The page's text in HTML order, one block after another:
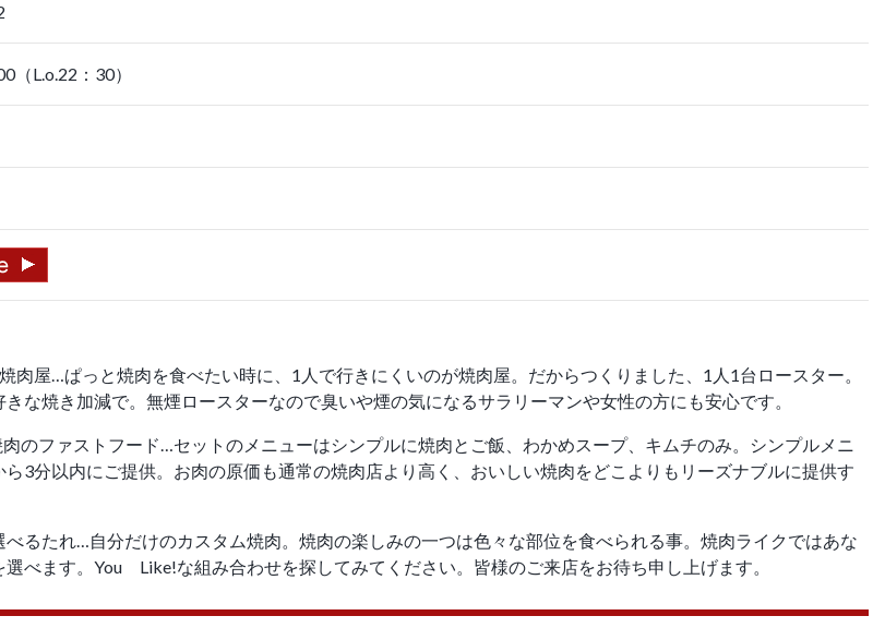
（L.o.22：30）
肉屋…ぱっと焼肉を食べたい時に、1人で行きにくいのが焼肉屋。だからつくりました、1人1台ロースター。
な焼き加減で。無煙ロースターなので臭いや煙の気になるサラリーマンや女性の方にも安心です。
のファストフード…セットのメニューはシンプルに焼肉とご飯、わかめスープ、キムチのみ。シンプルメニ
ら3分以内にご提供。お肉の原価も通常の焼肉店より高く、おいしい焼肉をどこよりもリーズナブルに提供す
るたれ…自分だけのカスタム焼肉。焼肉の楽しみの一つは色々な部位を食べられる事。焼肉ライクではあな
べます。You Like!な組み合わせを探してみてください。皆様のご来店をお待ち申し上げます。